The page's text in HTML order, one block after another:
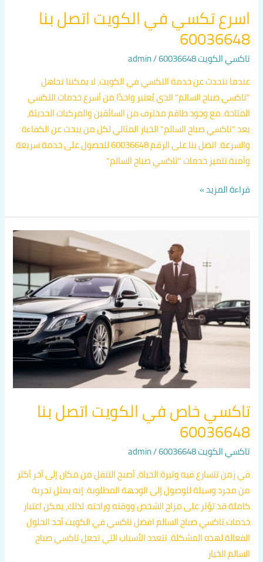
اسرع تكسي في الكويت اتصل بنا
60036648
تاكسي الكويت 60036648 /
admin
عندما نتحدث عن خدمة التكسي في الكويت، لا يمكننا تجاهل
“تاكسي صباح السالم” الذي يُعتبر واحدًا من أسرع خدمات التكسي
المتاحة. مع وجود طاقم محترف من السائقين والمركبات الحديثة،
يعد “تاكسي صباح السالم” الخيار المثالي لكل من يبحث عن الكفاءة
والسرعة. اتصل بنا على الرقم 60036648 للحصول على خدمة سريعة
وآمنة.تتميز خدمات “تاكسي صباح السالم”
قراءة المزيد »
تاكسي خاص في الكويت اتصل بنا
60036648
تاكسي الكويت 60036648 /
admin
في زمن تتسارع فيه وتيرة الحياة، أصبح التنقل من مكان إلى آخر أكثر
من مجرد وسيلة للوصول إلى الوجهة المطلوبة. إنه يمثل تجربة
كاملة قد تؤثر على مزاج الشخص ووقته وراحته. لذلك، يمكن اعتبار
خدمات تاكسي صباح السالم افضل تاكسي في الكويت أحد الحلول
الفعالة لهذه المشكلة. تتعدد الأسباب التي تجعل تاكسي صباح
السالم الخيار
اتصل
بنا
60036648